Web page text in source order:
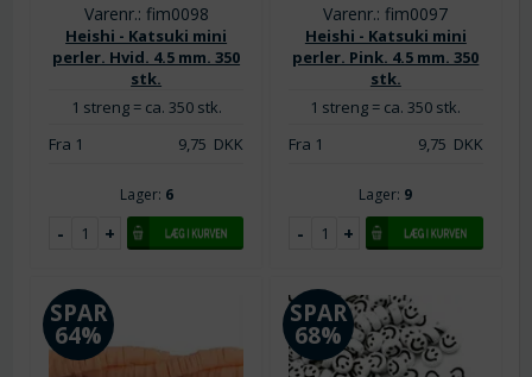
Varenr.: fim0098
Heishi - Katsuki mini
perler. Hvid. 4.5 mm. 350
stk.
1 streng = ca. 350 stk.
Fra 1
9,75 DKK
Lager: 6
Varenr.: fim0097
Heishi - Katsuki mini
perler. Pink. 4.5 mm. 350
stk.
1 streng = ca. 350 stk.
Fra 1
9,75 DKK
Lager: 9
SPAR
64%
SPAR
68%